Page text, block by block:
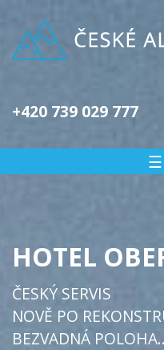
+420 739 029 777
☰
HOTEL
ČESKÝ SERVIS
NOVĚ PO
BEZVADNÁ